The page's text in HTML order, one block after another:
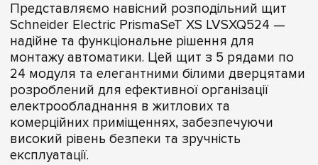
Представляємо навісний розподільний щит
Schneider Electric PrismaSeT XS LVSXQ524 —
надійне та функціональне рішення для
монтажу автоматики. Цей щит з 5 рядами по
24 модуля та елегантними білими дверцятами
розроблений для ефективної організації
електрообладнання в житлових та
комерційних приміщеннях, забезпечуючи
високий рівень безпеки та зручність
експлуатації.